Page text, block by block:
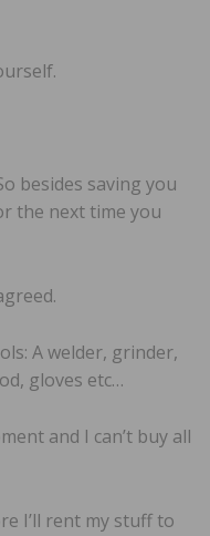
besides saving you
the next time you
A welder, grinder,
gloves etc…
and I can’t buy all
I’ll rent my stuff to